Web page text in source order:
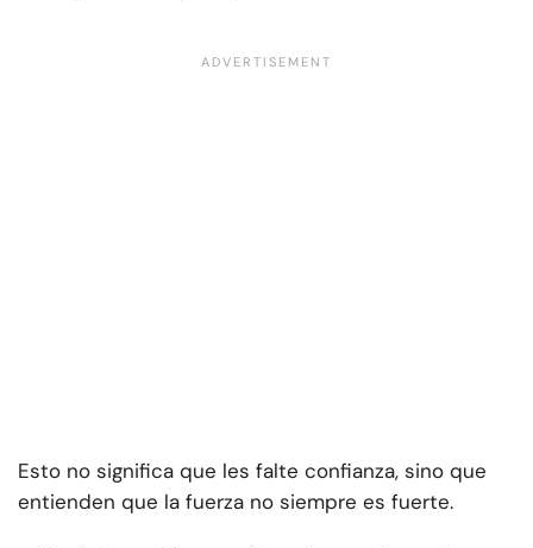
Esto no significa que les falte confianza, sino que
entienden que la fuerza no siempre es fuerte.